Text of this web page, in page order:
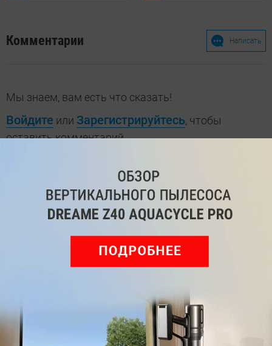
Комментарии Написать
Мы знаем, вам есть что сказать!
Войдите или Зарегистрируйтесь, чтобы
оставить комментарий